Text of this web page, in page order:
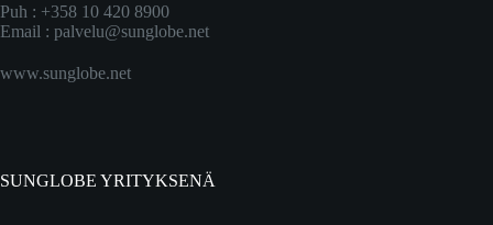
Puh : +358 10 420 8900
Email : palvelu@sunglobe.net
www.sunglobe.net
SUNGLOBE YRITYKSENÄ